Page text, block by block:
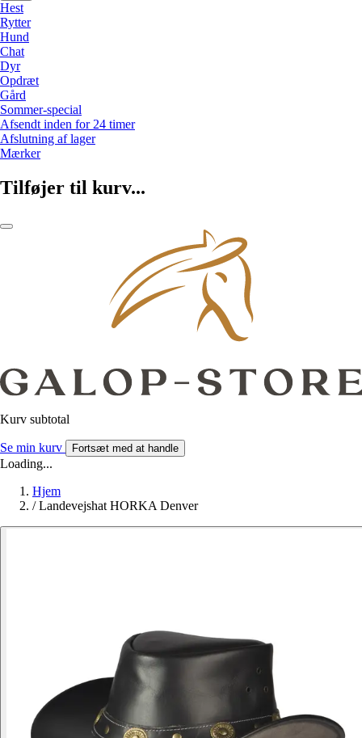
Hest
Rytter
Hund
Chat
Dyr
Opdræt
Gård
Sommer-special
Afsendt inden for 24 timer
Afslutning af lager
Mærker
Tilføjer til kurv...
Kurv subtotal
Se min kurv Fortsæt med at handle
Loading...
Hjem
/ Landevejshat HORKA Denver